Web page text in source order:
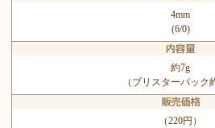
4mm
(6/0)
約7g
（ブリスターパック
（220円）